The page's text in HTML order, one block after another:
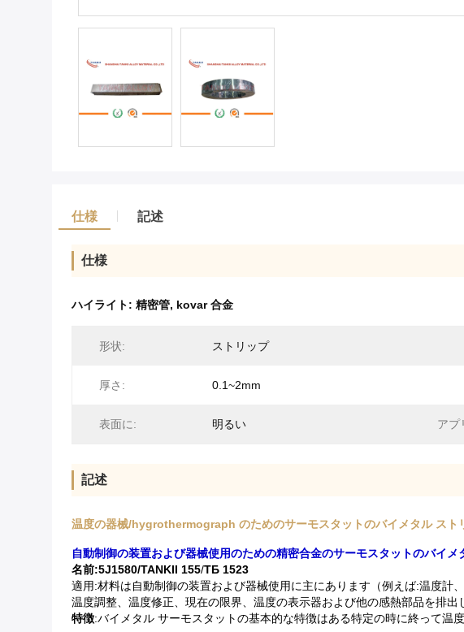
仕様 記述
仕様
ハイライト: 精密管, kovar 合金
形状: ストリップ
厚さ: 0.1~2mm
表面に: 明るい アプ
記述
温度の器械/hygrothermograph のためのサーモスタットのバイメタル スト
自動制御の装置および器械使用のための精密合金のサーモスタットのバイ
名前:5J1580/TANKII 155/ТБ 1523
適用:材料は自動制御の装置および器械使用に主にあります（例えば:温度
温度調整、温度修正、現在の限界、温度の表示器および他の感熱部品を排出
特徴:バイメタル サーモスタットの基本的な特徴はある特定の時に終って温